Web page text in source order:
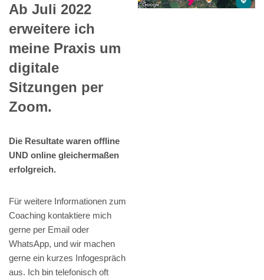
Ab Juli 2022
erweitere ich
meine Praxis um
digitale
Sitzungen per
Zoom.
Die Resultate waren offline
UND online gleichermaßen
erfolgreich.
Für weitere Informationen zum
Coaching kontaktiere mich
gerne per Email oder
WhatsApp, und wir machen
gerne ein kurzes Infogespräch
aus. Ich bin telefonisch oft